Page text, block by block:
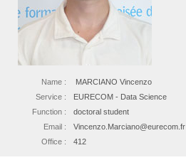
Name :
MARCIANO Vincenzo
Service :
EURECOM - Data Science
Function :
doctoral student
Email :
Vincenzo.Marciano@eurecom.fr
Office :
412